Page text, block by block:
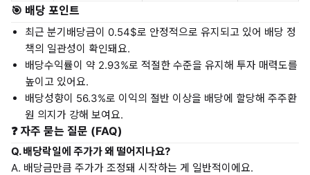
🎯 배당 포인트
최근 분기배당금이 0.54$로 안정적으로 유지되고 있어 배당 정
책의 일관성이 확인돼요.
배당수익률이 약 2.93%로 적절한 수준을 유지해 투자 매력도를
높이고 있어요.
배당성향이 56.3%로 이익의 절반 이상을 배당에 할당해 주주환
원 의지가 강해 보여요.
❓ 자주 묻는 질문 (FAQ)
Q. 배당락일에 주가가 왜 떨어지나요?
A. 배당금만큼 주가가 조정돼 시작하는 게 일반적이에요.